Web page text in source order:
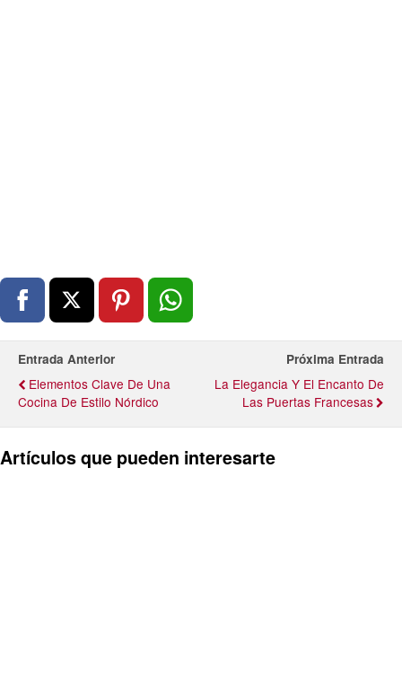
Entrada Anterior
Elementos Clave De Una
Cocina De Estilo Nórdico
Próxima Entrada
La Elegancia Y El Encanto De
Las Puertas Francesas
Artículos que pueden interesarte